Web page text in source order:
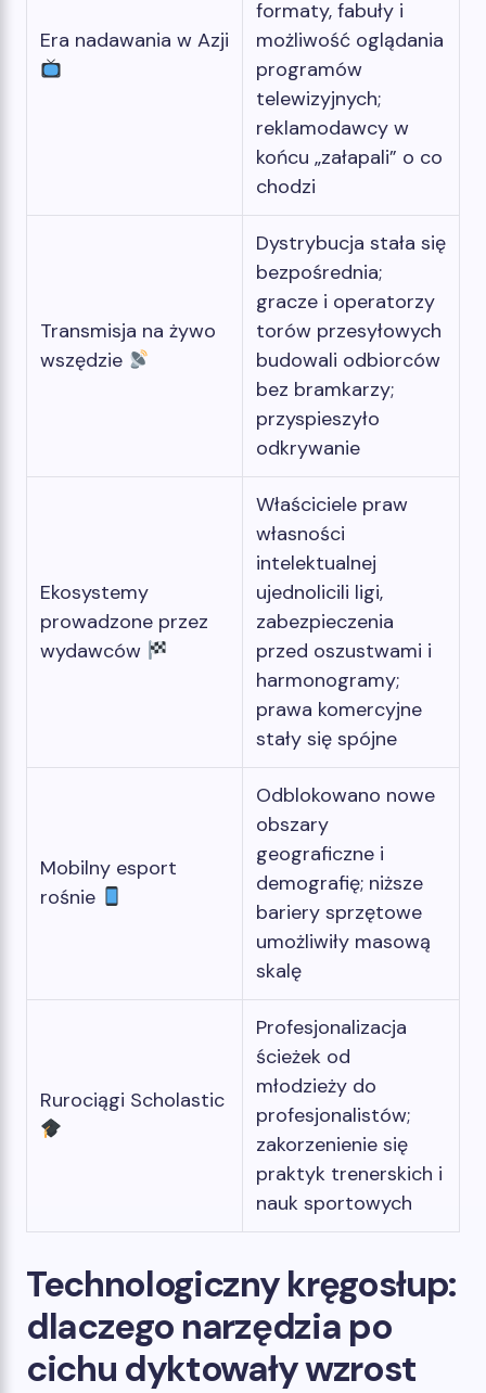
Era nadawania w Azji
formaty, fabuły i
możliwość oglądania
programów
telewizyjnych;
reklamodawcy w
końcu „załapali” o co
chodzi
Transmisja na żywo
wszędzie
Dystrybucja stała się
bezpośrednia;
gracze i operatorzy
torów przesyłowych
budowali odbiorców
bez bramkarzy;
przyspieszyło
odkrywanie
Ekosystemy
prowadzone przez
wydawców
Właściciele praw
własności
intelektualnej
ujednolicili ligi,
zabezpieczenia
przed oszustwami i
harmonogramy;
prawa komercyjne
stały się spójne
Mobilny esport
rośnie
Odblokowano nowe
obszary
geograficzne i
demografię; niższe
bariery sprzętowe
umożliwiły masową
skalę
Rurociągi Scholastic
Profesjonalizacja
ścieżek od
młodzieży do
profesjonalistów;
zakorzenienie się
praktyk trenerskich i
nauk sportowych
Technologiczny kręgosłup:
dlaczego narzędzia po
cichu dyktowały wzrost